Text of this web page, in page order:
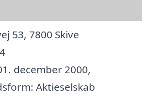
53, 7800 Skive
december 2000,
Aktieselskab